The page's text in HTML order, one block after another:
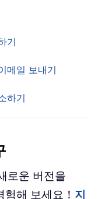
기
메일 보내기
하기
로운 버전을
해 보세요！ 지